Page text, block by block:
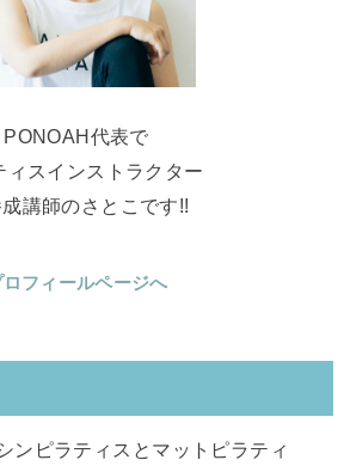
PONOAH代表で
ィスインストラクター
成講師のさとこです!!
ロフィールページへ
ンピラティスとマットピラティ